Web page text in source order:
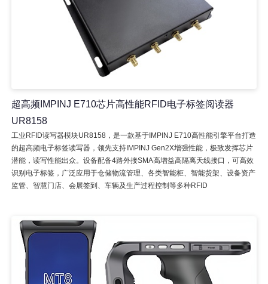
超高频IMPINJ E710芯片高性能RFID电子标签阅读器
UR8158
工业RFID读写器模块UR8158，是一款基于IMPINJ E710高性能引擎平台打造
的超高频电子标签读写器，领先支持IMPINJ Gen2X增强性能，极致发挥芯片
潜能，读写性能出众。设备配备4路外接SMA高增益高隔离天线接口，可高效
识别电子标签，广泛应用于仓储物流管理、各类智能柜、智能货架、设备资产
监管、智慧门店、会展签到、车辆及生产过程控制等多种RFID